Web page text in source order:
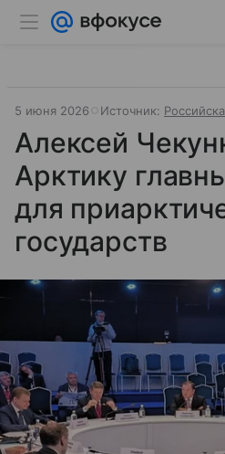
5 июня 2026 Источник:
Алексей
Арктику
для
государств